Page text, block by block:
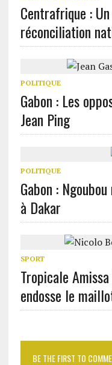
Centrafrique :
réconciliation
POLITIQUE
Gabon : Les
Jean Ping
POLITIQUE
Gabon :
à Dakar
SPORT
Tropicale
endosse le
BE THE FIRST TO